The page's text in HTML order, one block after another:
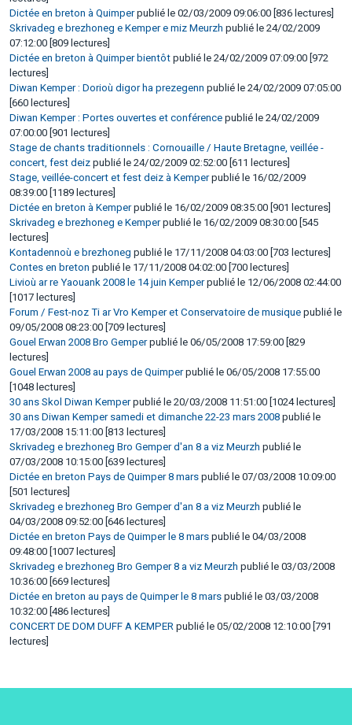
Dictée en breton à Quimperpublié le 02/03/2009 09:06:00 [836 lectures]
Skrivadeg e brezhoneg e Kemper e miz Meurzh publié le 24/02/2009
07:12:00 [809 lectures]
Dictée en breton à Quimper bientôt publié le 24/02/2009 07:09:00 [972
lectures]
Diwan Kemper : Dorioù digor ha prezegenn publié le 24/02/2009 07:05:00
[660 lectures]
Diwan Kemper : Portes ouvertes et conférence publié le 24/02/2009
07:00:00 [901 lectures]
Stage de chants traditionnels : Cornouaille / Haute Bretagne, veillée -
concert, fest deiz publié le 24/02/2009 02:52:00 [611 lectures]
Stage, veillée-concert et fest deiz à Kemperpublié le 16/02/2009
08:39:00 [1189 lectures]
Dictée en breton à Kemperpublié le 16/02/2009 08:35:00 [901 lectures]
Skrivadeg e brezhoneg e Kemperpublié le 16/02/2009 08:30:00 [545
lectures]
Kontadennoù e brezhoneg publié le 17/11/2008 04:03:00 [703 lectures]
Contes en breton publié le 17/11/2008 04:02:00 [700 lectures]
Livioù ar re Yaouank 2008 le 14 juin Kemperpublié le 12/06/2008 02:44:00
[1017 lectures]
Forum / Fest-noz Ti ar Vro Kemper et Conservatoire de musique publié le
09/05/2008 08:23:00 [709 lectures]
Gouel Erwan 2008 Bro Gemperpublié le 06/05/2008 17:59:00 [829
lectures]
Gouel Erwan 2008 au pays de Quimperpublié le 06/05/2008 17:55:00
[1048 lectures]
30 ans Skol Diwan Kemperpublié le 20/03/2008 11:51:00 [1024 lectures]
30 ans Diwan Kemper samedi et dimanche 22-23 mars 2008 publié le
17/03/2008 15:11:00 [813 lectures]
Skrivadeg e brezhoneg Bro Gemper d'an 8 a viz Meurzh publié le
07/03/2008 10:15:00 [639 lectures]
Dictée en breton Pays de Quimper 8 mars publié le 07/03/2008 10:09:00
[501 lectures]
Skrivadeg e brezhoneg Bro Gemper d'an 8 a viz Meurzh publié le
04/03/2008 09:52:00 [646 lectures]
Dictée en breton Pays de Quimper le 8 mars publié le 04/03/2008
09:48:00 [1007 lectures]
Skrivadeg e brezhoneg Bro Gemper 8 a viz Meurzh publié le 03/03/2008
10:36:00 [669 lectures]
Dictée en breton au pays de Quimper le 8 mars publié le 03/03/2008
10:32:00 [486 lectures]
CONCERT DE DOM DUFF A KEMPER publié le 05/02/2008 12:10:00 [791
lectures]